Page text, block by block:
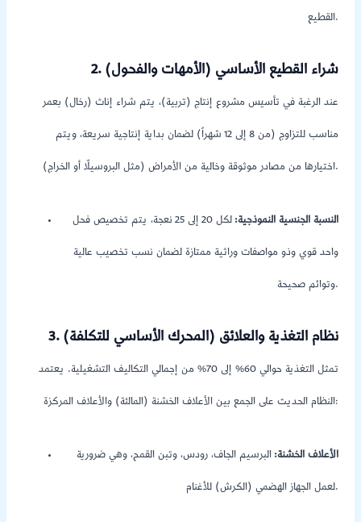
القطيع.
2. شراء القطيع الأساسي (الأمهات والفحول)
عند الرغبة في تأسيس مشروع إنتاج (تربية)، يتم شراء إناث (رخال) بعمر
مناسب للتزاوج (من 8 إلى 12 شهراً) لضمان بداية إنتاجية سريعة، ويتم
اختيارها من مصادر موثوقة وخالية من الأمراض (مثل البروسيلّا أو الخراج).
النسبة الجنسية النموذجية: لكل 20 إلى 25 نعجة، يتم تخصيص فحل
واحد قوي وذو مواصفات وراثية ممتازة لضمان نسب تخصيب عالية
وتوائم صحيحة.
3. نظام التغذية والعلائق (المحرك الأساسي للتكلفة)
تمثل التغذية حوالي 60% إلى 70% من إجمالي التكاليف التشغيلية. يعتمد
النظام الحديث على الجمع بين الأعلاف الخشنة (المالئة) والأعلاف المركزة:
الأعلاف الخشنة: البرسيم الجاف، رودس، وتبن القمح، وهي ضرورية
لعمل الجهاز الهضمي (الكرش) للأغنام.